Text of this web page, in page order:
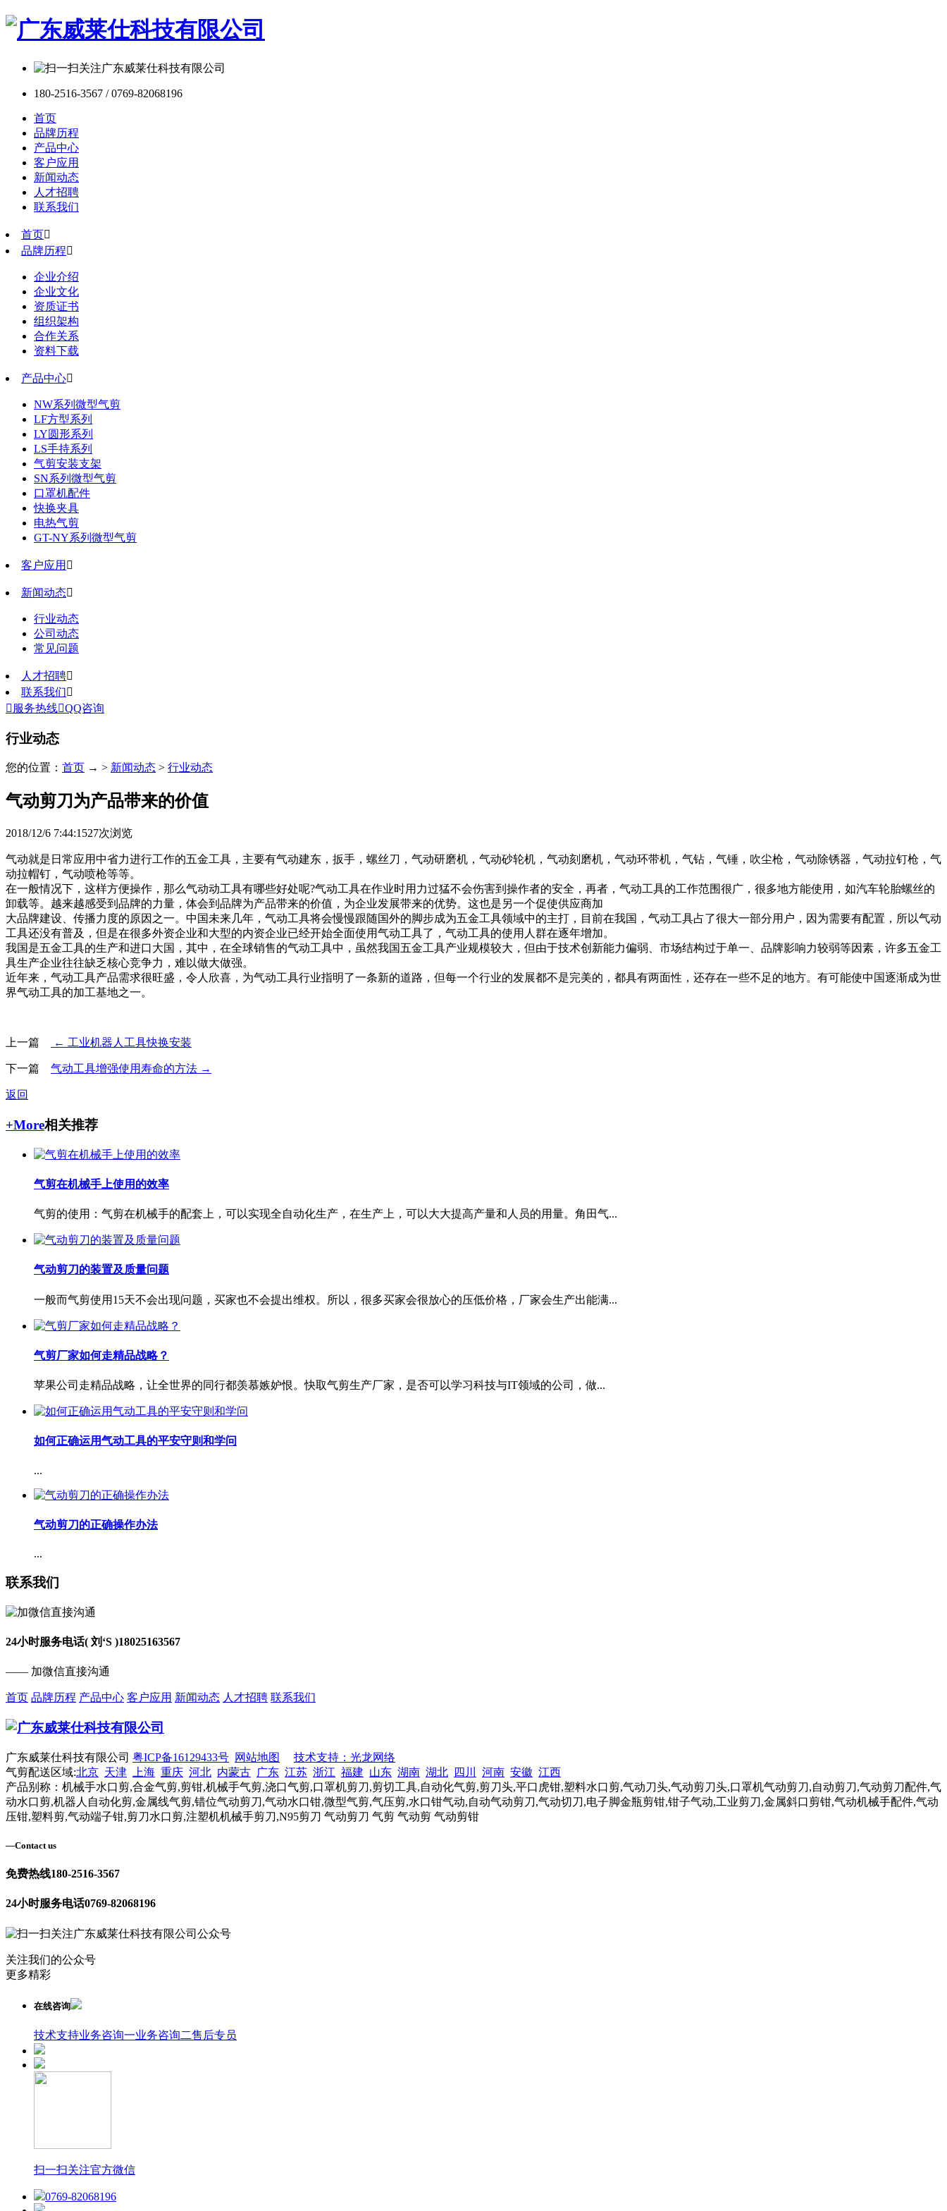
180-2516-3567 / 0769-82068196
首页
品牌历程
产品中心
客户应用
新闻动态
人才招聘
联系我们
首页
品牌历程
企业介绍
企业文化
资质证书
组织架构
合作关系
资料下载
产品中心
NW系列微型气剪
LF方型系列
LY圆形系列
LS手持系列
气剪安装支架
SN系列微型气剪
口罩机配件
快换夹具
电热气剪
GT-NY系列微型气剪
客户应用 
新闻动态
行业动态
公司动态
常见问题
人才招聘
联系我们
 服务热线QQ咨询
行业动态
您的位置： 首页 → > 新闻动态 > 行业动态
气动剪刀为产品带来的价值
2018/12/6 7:44:1527次浏览
气动就是日常应用中省力进行工作的五金工具，主要有气动建东，扳手，螺丝刀，气动研磨机，气动砂轮机，气动刻磨机，气动环带机，气钻，气锤，吹尘枪，气动除锈器，气动拉钉枪，气
动拉帽钉，气动喷枪等等。
在一般情况下，这样方便操作，那么气动动工具有哪些好处呢?气动工具在作业时用力过猛不会伤害到操作者的安全，再者，气动工具的工作范围很广，很多地方能使用，如汽车轮胎螺丝的
卸载等。越来越感受到品牌的力量，体会到品牌为产品带来的价值，为企业发展带来的优势。这也是另一个促使供应商加
大品牌建设、传播力度的原因之一。中国未来几年，气动工具将会慢慢跟随国外的脚步成为五金工具领域中的主打，目前在我国，气动工具占了很大一部分用户，因为需要有配置，所以气动
工具还没有普及，但是在很多外资企业和大型的内资企业已经开始全面使用气动工具了，气动工具的使用人群在逐年增加。
我国是五金工具的生产和进口大国，其中，在全球销售的气动工具中，虽然我国五金工具产业规模较大，但由于技术创新能力偏弱、市场结构过于单一、品牌影响力较弱等因素，许多五金工
具生产企业往往缺乏核心竞争力，难以做大做强。
近年来，气动工具产品需求很旺盛，令人欣喜，为气动工具行业指明了一条新的道路，但每一个行业的发展都不是完美的，都具有两面性，还存在一些不足的地方。有可能使中国逐渐成为世
界气动工具的加工基地之一。
上一篇 ← 工业机器人工具快换安装
下一篇 气动工具增强使用寿命的方法 →
返回
+More相关推荐
气剪在机械手上使用的效率
气剪的使用：气剪在机械手的配套上，可以实现全自动化生产，在生产上，可以大大提高产量和人员的用量。角田气...
气动剪刀的装置及质量问题
一般而气剪使用15天不会出现问题，买家也不会提出维权。所以，很多买家会很放心的压低价格，厂家会生产出能满...
气剪厂家如何走精品战略？
苹果公司走精品战略，让全世界的同行都羡慕嫉妒恨。快取气剪生产厂家，是否可以学习科技与IT领域的公司，做...
如何正确运用气动工具的平安守则和学问
...
气动剪刀的正确操作办法
...
联系我们
24小时服务电话( 刘‘S )18025163567
—— 加微信直接沟通
首页 品牌历程 产品中心 客户应用 新闻动态 人才招聘 联系我们
广东威莱仕科技有限公司 粤ICP备16129433号 网站地图
技术支持：光龙网络
气剪配送区域:北京 天津 上海 重庆 河北 内蒙古 广东 江苏 浙江 福建 山东 湖南 湖北 四川 河南 安徽 江西
产品别称：机械手水口剪,合金气剪,剪钳,机械手气剪,浇口气剪,口罩机剪刀,剪切工具,自动化气剪,剪刀头,平口虎钳,塑料水口剪,气动刀头,气动剪刀头,口罩机气动剪刀,自动剪刀,气动剪刀配件,气
动水口剪,机器人自动化剪,金属线气剪,错位气动剪刀,气动水口钳,微型气剪,气压剪,水口钳气动,自动气动剪刀,气动切刀,电子脚金瓶剪钳,钳子气动,工业剪刀,金属斜口剪钳,气动机械手配件,气动
压钳,塑料剪,气动端子钳,剪刀水口剪,注塑机机械手剪刀,N95剪刀 气动剪刀 气剪 气动剪 气动剪钳
—Contact us
免费热线180-2516-3567
24小时服务电话0769-82068196
关注我们的公众号
更多精彩
在线咨询
技术支持业务咨询一业务咨询二售后专员
扫一扫关注官方微信
0769-82068196